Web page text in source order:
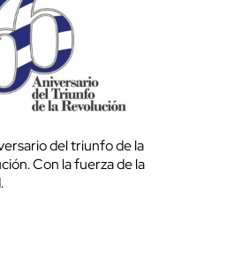
del triunfo de la
Con la fuerza de la